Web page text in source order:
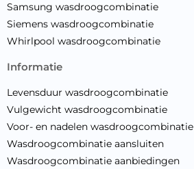
Samsung wasdroogcombinatie
Siemens wasdroogcombinatie
Whirlpool wasdroogcombinatie
informatie
Levensduur wasdroogcombinatie
Vulgewicht wasdroogcombinatie
Voor- en nadelen wasdroogcombinatie
Wasdroogcombinatie aansluiten
Wasdroogcombinatie aanbiedingen